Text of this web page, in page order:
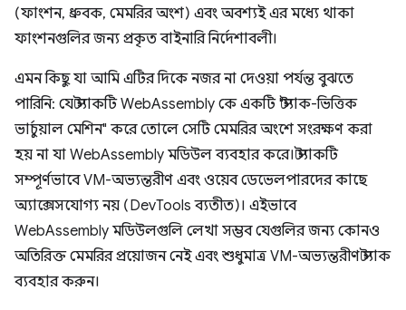
(ফাংশন, ধ্রুবক, মেমরির অংশ) এবং অবশ্যই এর মধ্যে থাকা
ফাংশনগুলির জন্য প্রকৃত বাইনারি নির্দেশাবলী।
এমন কিছু যা আমি এটির দিকে নজর না দেওয়া পর্যন্ত বুঝতে
পারিনি: যে স্ট্যাকটি WebAssembly কে একটি "স্ট্যাক-ভিত্তিক
ভার্চুয়াল মেশিন" করে তোলে সেটি মেমরির অংশে সংরক্ষণ করা
হয় না যা WebAssembly মডিউল ব্যবহার করে। স্ট্যাকটি
সম্পূর্ণভাবে VM-অভ্যন্তরীণ এবং ওয়েব ডেভেলপারদের কাছে
অ্যাক্সেসযোগ্য নয় (DevTools ব্যতীত)। এইভাবে
WebAssembly মডিউলগুলি লেখা সম্ভব যেগুলির জন্য কোনও
অতিরিক্ত মেমরির প্রয়োজন নেই এবং শুধুমাত্র VM-অভ্যন্তরীণ স্ট্যাক
ব্যবহার করুন।